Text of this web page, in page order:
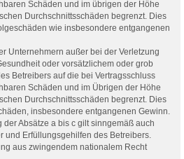
Schäden und im übrigen der Höhe
Durchschnittsschäden begrenzt. Dies
wie insbesondere entgangenen
Unternehmern außer bei der Verletzung
oder vorsätzlichem oder grob
Betreibers auf die bei Vertragsschluss
Schäden und im Übrigen der Höhe
Durchschnittsschäden begrenzt. Dies
insbesondere entgangenen Gewinn.
Absätze a bis c gilt sinngemäß auch
und Erfüllungsgehilfen des Betreibers.
aus zwingendem nationalem Recht